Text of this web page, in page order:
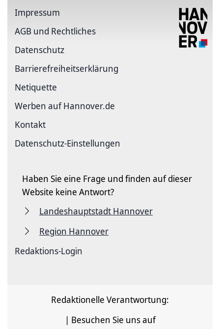
Impressum
AGB und Rechtliches
Datenschutz
Barriere­freiheits­erklärung
Netiquette
Werben auf Hannover.de
Kontakt
Datenschutz-Einstellungen
Haben Sie eine Frage und finden auf dieser
Website keine Antwort?
Landeshauptstadt Hannover
Region Hannover
Redaktions-Login
Redaktionelle Verantwortung:
| Besuchen Sie uns auf